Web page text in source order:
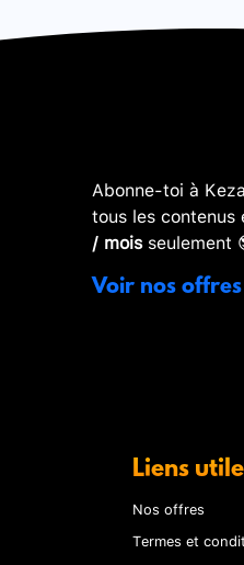
Abonne-toi à
tous les
/ moisseulement
Voir nos offres
Liens
Nos offres
Termes et